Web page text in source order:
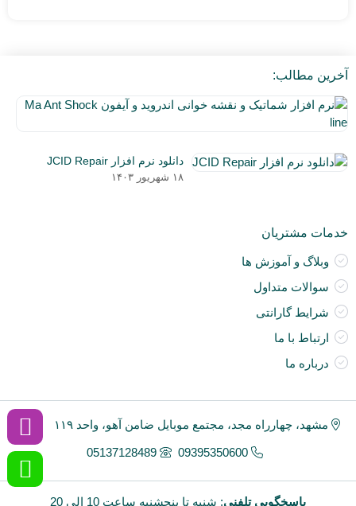
آخرین مطالب:
دانلود نرم افزار JCID Repair
۱۸ شهریور ۱۴۰۳
خدمات مشتریان
وبلاگ و آموزش ها
سوالات متداول
شرایط گارانتی
ارتباط با ما
درباره ما
مشهد، چهارراه مجد، مجتمع موبایل ضامن آهو، واحد ۱۱۹
09395350600
05137128489
پاسخگویی تلفنی: شنبه تا پنجشنبه ساعت 10 الی 20